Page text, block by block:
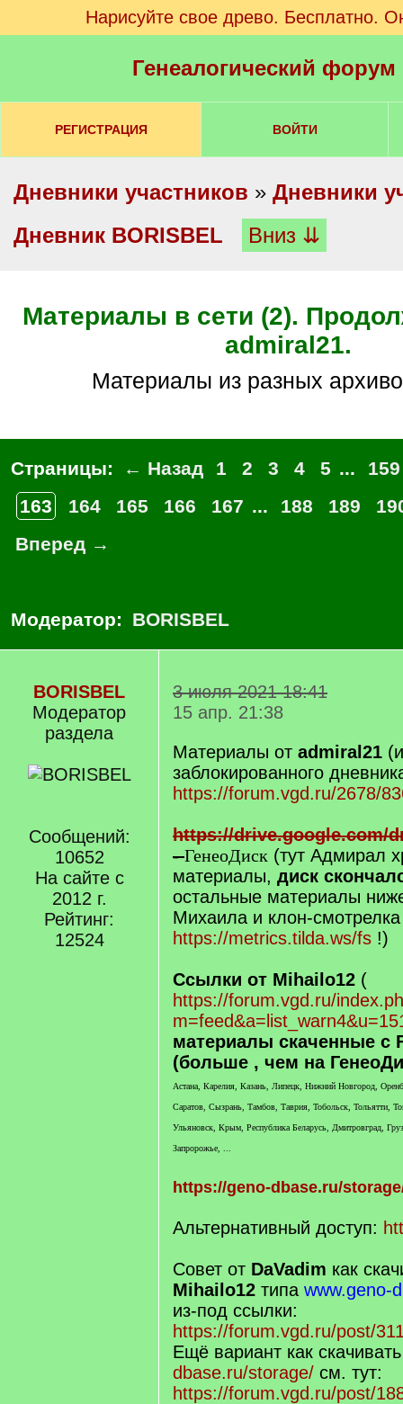
Нарисуйте свое древо. Бесплатно.
Генеалогический
РЕГИСТРАЦИЯ ВОЙТИ
Дневники участников » Дневники
Дневник BORISBEL
Вниз ⇊
Материалы в сети (2).
admiral21.
Материалы из разных
Страницы: ← Назад 1 2 3 4 5 ...
159
163
164 165 166 167 ... 188 189
Вперед →
Модератор: BORISBEL
BORISBEL
Модератор
раздела
Сообщений:
10652
На сайте с
2012 г.
Рейтинг:
12524
3 июля 2021 18:41
15 апр. 21:38
Материалы от admiral21
заблокированного
https://forum.vgd.ru/2678/
https://drive.google.com/
-ГенеоДиск (тут Адмирал
материалы, диск
остальные материалы
Михаила и клон-смотрелка
https://metrics.tilda.ws/fs !)
Ссылки от Mihailo12 (
https://forum.vgd.ru/
материалы скаченные с
(больше , чем на
Астана, Карелия, Казань, Липецк, Нижний Новгород,
Саратов, Сызрань, Тамбов, Таврия, Тобольск, Тольятти,
Ульяновск, Крым, Республика Беларусь, Дмитровград,
Запророжье, ...
https://geno-dbase.ru/
Альтернативный доступ:
Совет от DaVadim как
Mihailo12 типа www.geno-
из-под ссылки:
https://forum.vgd.ru/post/
Ещё вариант как
dbase.ru/storage/ см. тут:
https://forum.vgd.ru/post/